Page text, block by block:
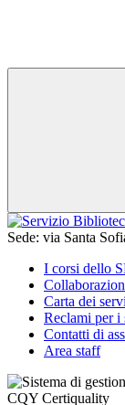
Sede: via Santa
I corsi dello
Carta dei
Reclami per i
Contatti di
Area staff